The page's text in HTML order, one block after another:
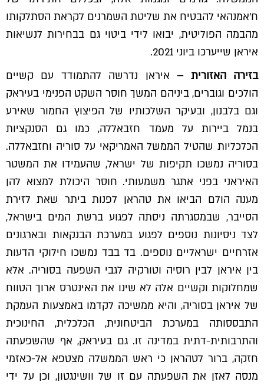
ח'אמנהאי להבטיח את שליטת השמרנים לקראת הסתלקותו
מהבמה הפוליטית, יבואו לידי ביטוי גם בבחירות לנשיאות
איראן שייערכו ביוני 2021.
בזירה האזורית –איראן נדרשה להתמודד עם קשיים
הולכים וגוברים, ביניהם המשך חוסר השקט הפנימי בעיראק
וגם בלבנון, ובעיקר השלכותיו של הפיצוץ החמור שאירע
בנמל ביירות על מעמד חזבאללה, כמו גם הסנקציות
הכלכליות שהטיל הממשל האמריקאי על סוריה וחזבאללה.
בסוריה נמשכו תקיפות של ישראל, שהעמידו את המשטר
האיראני בפני אתגר משמעותי. חוסר היכולת למצוא להן
מענה הולם הביאו את טהראן לפנות ביתר שאת לזירת
הסייבר, שבמסגרתה ניסתה לפגוע ברשת המים בישראל,
לצד ניסיונות נוספים לפגוע במערכת הבנקאות ובארגונים
אזרחיים ישראליים נוספים. בד בבד נמשכו חילוקי הדעות
בין איראן לבין רוסיה וטורקיה לגבי השפעה בסוריה. אלא
שמחלוקות וקשיים אלה לא שינו את האינטרס ארוך הטווח
של איראן בסוריה, והיא ממשיכה לקדמו באמצעות העמקת
התבססותה במערכת הביטחונית, הכלכלית, החינוכית
והתרבותית-דתית במדינה זו. גם בעיראק, אף שהשפעתה
חזקה, ברור לטהראן כי ראש הממשלה מצטפא אל-כאזמי
מנסה לאזן את השפעתה עם זו של וושינגטון, וכן על ידי